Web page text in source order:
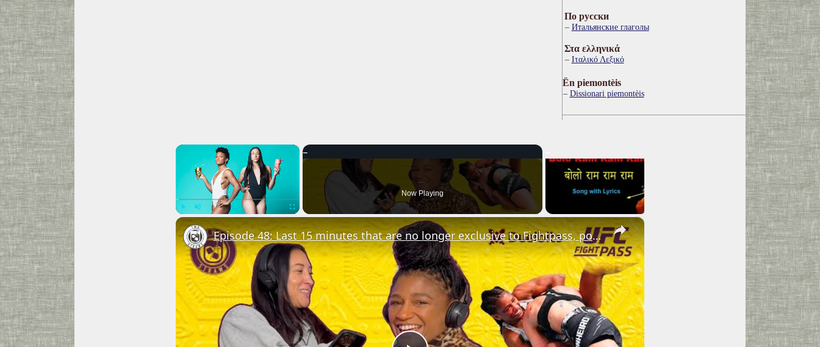
По русски
Итальянские глаголы
Στα ελληνικά
Ιταλικό Λεξικό
Ën piemontèis
Dissionari piemontèis
×
Now Playing
×
Episode 48: Last 15 minutes that are no longer exclusive to Fightpass, posted here for completion